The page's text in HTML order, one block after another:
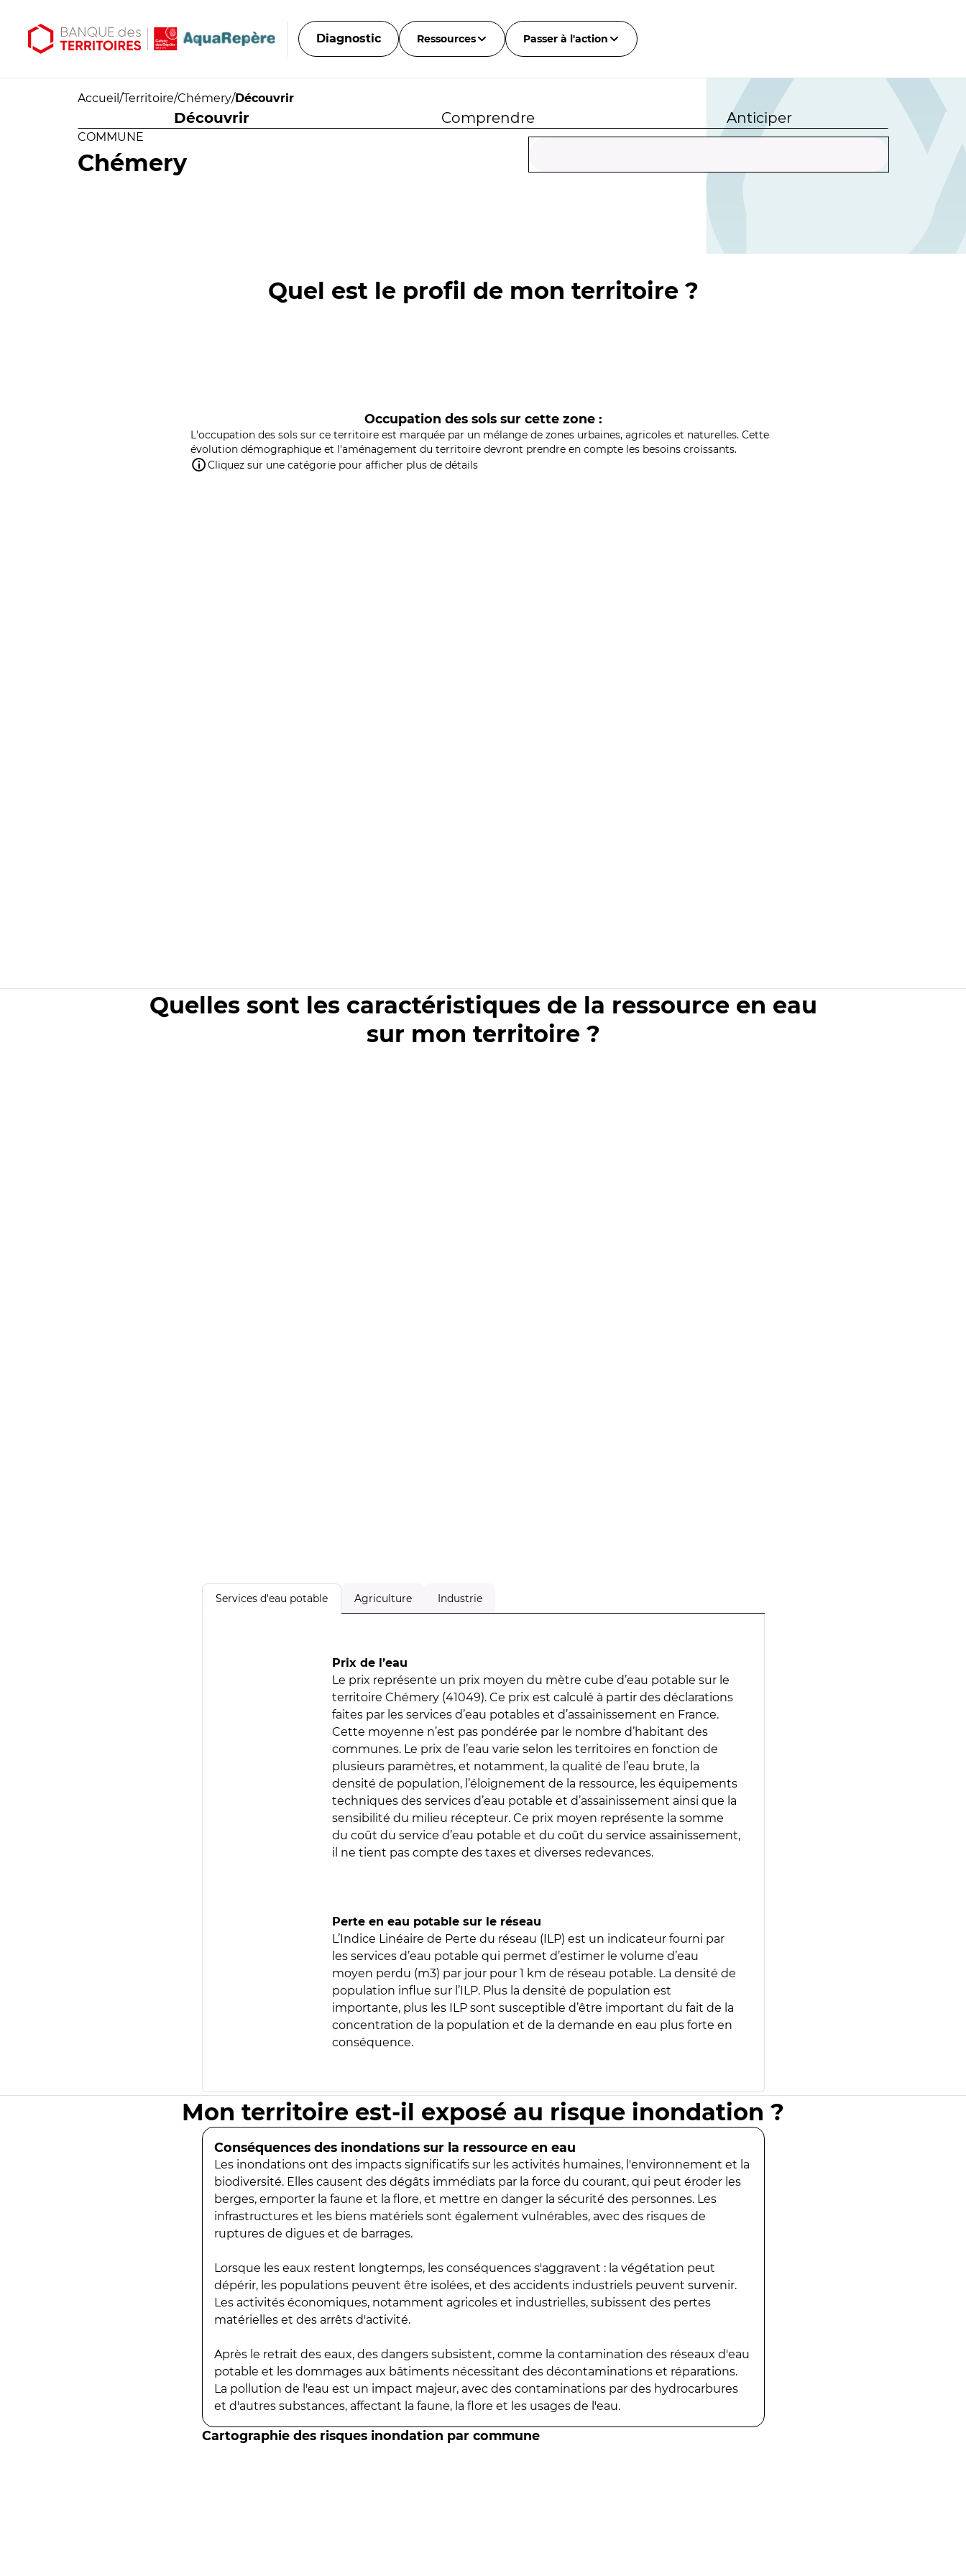
Diagnostic Ressources Passer à l'action
Accueil /Territoire/Chémery/Découvrir
Découvrir Comprendre Anticiper
COMMUNE
Chémery
Quel est le profil de mon territoire ?
Occupation des sols sur cette zone :
L'occupation des sols sur ce territoire est marquée par un mélange de zones urbaines, agricoles et naturelles. Cette
évolution démographique et l'aménagement du territoire devront prendre en compte les besoins croissants.
Cliquez sur une catégorie pour afficher plus de détails
Quelles sont les caractéristiques de la ressource en eau
sur mon territoire ?
Services d'eau potable Agriculture Industrie
Prix de l’eau
Le prix représente un prix moyen du mètre cube d’eau potable sur le
territoire Chémery (41049). Ce prix est calculé à partir des déclarations
faites par les services d’eau potables et d’assainissement en France.
Cette moyenne n’est pas pondérée par le nombre d’habitant des
communes. Le prix de l’eau varie selon les territoires en fonction de
plusieurs paramètres, et notamment, la qualité de l’eau brute, la
densité de population, l’éloignement de la ressource, les équipements
techniques des services d’eau potable et d’assainissement ainsi que la
sensibilité du milieu récepteur. Ce prix moyen représente la somme
du coût du service d’eau potable et du coût du service assainissement,
il ne tient pas compte des taxes et diverses redevances.
Perte en eau potable sur le réseau
L’Indice Linéaire de Perte du réseau (ILP) est un indicateur fourni par
les services d’eau potable qui permet d’estimer le volume d’eau
moyen perdu (m3) par jour pour 1 km de réseau potable. La densité de
population influe sur l’ILP. Plus la densité de population est
importante, plus les ILP sont susceptible d’être important du fait de la
concentration de la population et de la demande en eau plus forte en
conséquence.
Mon territoire est-il exposé au risque inondation ?
Conséquences des inondations sur la ressource en eau
Les inondations ont des impacts significatifs sur les activités humaines, l'environnement et la
biodiversité. Elles causent des dégâts immédiats par la force du courant, qui peut éroder les
berges, emporter la faune et la flore, et mettre en danger la sécurité des personnes. Les
infrastructures et les biens matériels sont également vulnérables, avec des risques de
ruptures de digues et de barrages.
Lorsque les eaux restent longtemps, les conséquences s'aggravent : la végétation peut
dépérir, les populations peuvent être isolées, et des accidents industriels peuvent survenir.
Les activités économiques, notamment agricoles et industrielles, subissent des pertes
matérielles et des arrêts d'activité.
Après le retrait des eaux, des dangers subsistent, comme la contamination des réseaux d'eau
potable et les dommages aux bâtiments nécessitant des décontaminations et réparations.
La pollution de l'eau est un impact majeur, avec des contaminations par des hydrocarbures
et d'autres substances, affectant la faune, la flore et les usages de l'eau.
Cartographie des risques inondation par commune